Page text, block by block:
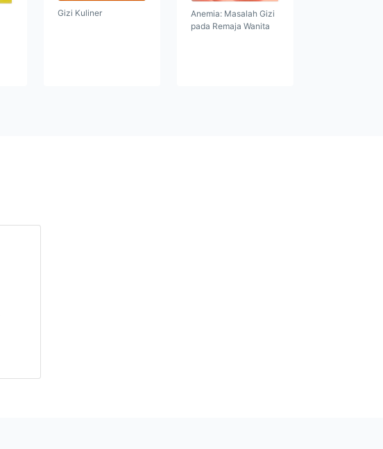
Gizi Kuliner
Anemia: Masalah Gizi
pada Remaja Wanita